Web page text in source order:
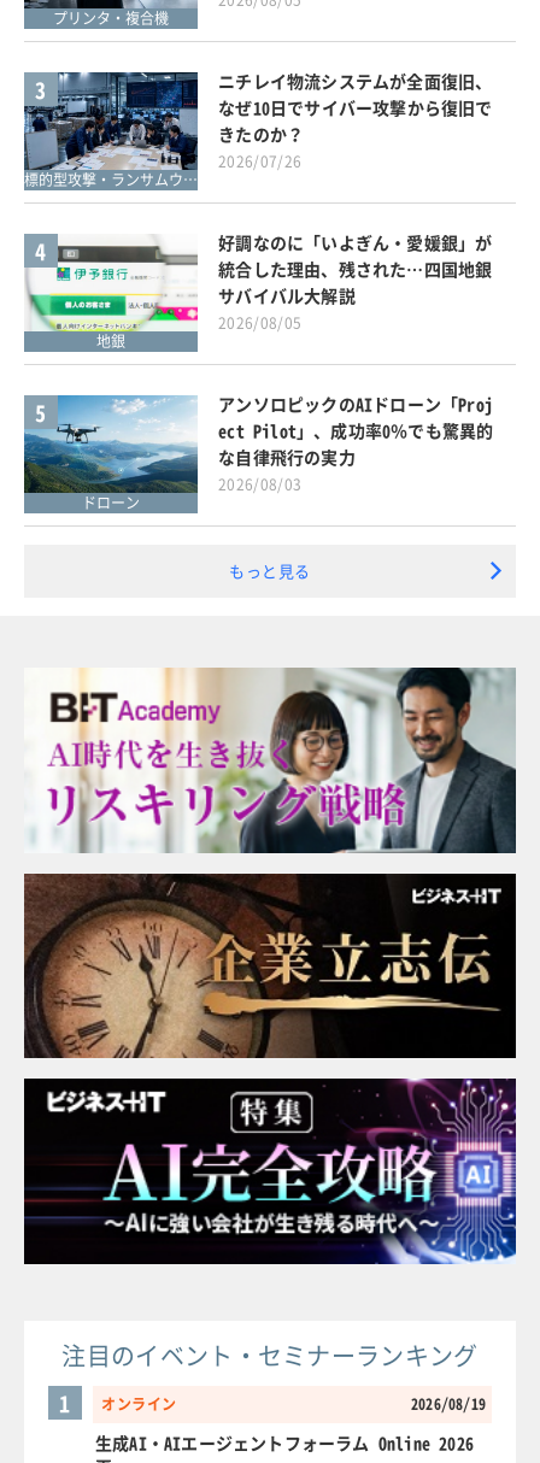
プリンタ・複合機
3
標的型攻撃・ランサムウェア対策
ニチレイ物流システムが全面復旧、
なぜ10日でサイバー攻撃から復旧で
きたのか？
2026/07/26
4
地銀
好調なのに「いよぎん・愛媛銀」が
統合した理由、残された…四国地銀
サバイバル大解説
2026/08/05
5
ドローン
アンソロピックのAIドローン「Proj
ect Pilot」、成功率0％でも驚異的
な自律飛行の実力
2026/08/03
もっと見る
注目のイベント・セミナーランキング
オンライン 2026/08/19
1
生成AI・AIエージェントフォーラム Online 2026